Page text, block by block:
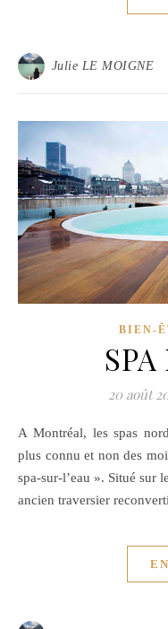
Julie LE MOIGNE
BIEN-
20 août
A Montréal, les spas nordiques et scandinaves font légion. Le
plus connu et non des
spa-sur-l’eau ». Situé sur
ancien traversier